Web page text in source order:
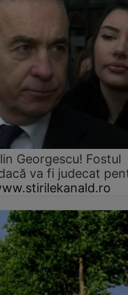
Georgescu! Fostul
va fi judecat